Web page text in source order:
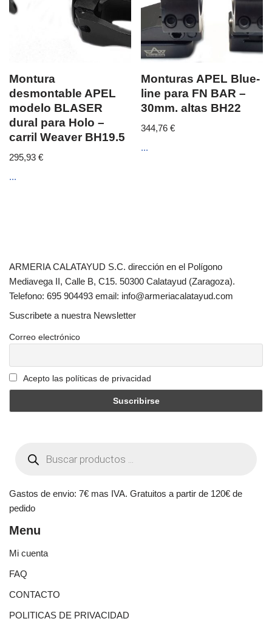
Montura
desmontable APEL
modelo BLASER
dural para Holo –
carril Weaver BH19.5
295,93 €
...
Monturas APEL Blue-
line para FN BAR –
30mm. altas BH22
344,76€
...
ARMERIA CALATAYUD S.C. dirección en el Polígono
Mediavega II, Calle B, C15. 50300 Calatayud (Zaragoza).
Telefono: 695 904493 email: info@armeriacalatayud.com
Suscribete a nuestra Newsletter
Correo electrónico
Acepto las políticas de privacidad
Gastos de envio: 7€ mas IVA. Gratuitos a partir de 120€ de
pedido
Menu
Mi cuenta
FAQ
CONTACTO
POLITICAS DE PRIVACIDAD